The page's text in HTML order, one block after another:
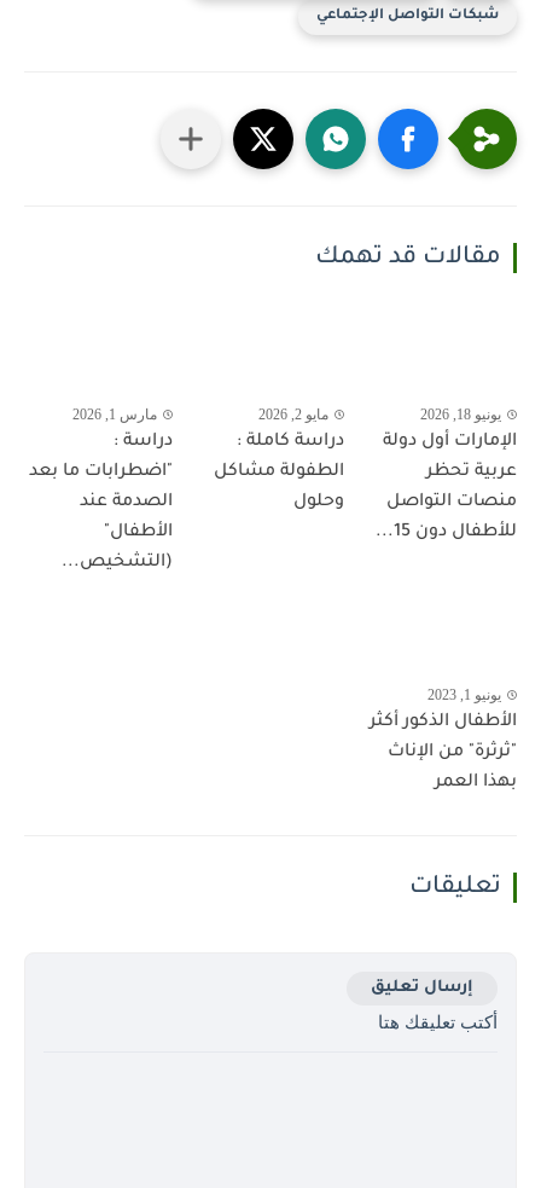
شبكات التواصل الإجتماعي
مقالات قد تهمك
يونيو 18, 2026
الإمارات أول دولة
عربية تحظر
منصات التواصل
للأطفال دون 15...
مايو 2, 2026
دراسة كاملة :
الطفولة مشاكل
وحلول
مارس 1, 2026
دراسة :
"اضطرابات ما بعد
الصدمة عند
الأطفال"
(التشخيص...
يونيو 1, 2023
الأطفال الذكور أكثر
"ثرثرة" من الإناث
بهذا العمر
تعليقات
إرسال تعليق
أكتب تعليقك هتا